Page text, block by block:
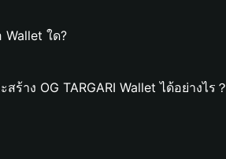
Wallet ใด?
าง OG TARGARI Wallet ได้อย่างไร？